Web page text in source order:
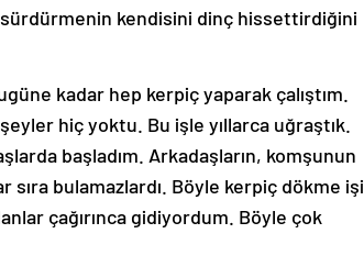
sürdürmenin kendisini dinç hissettirdiğini
kadar hep kerpiç yaparak çalıştım.
hiç yoktu. Bu işle yıllarca uğraştık.
başladım. Arkadaşların, komşunun
sıra bulamazlardı. Böyle kerpiç dökme işi
çağırınca gidiyordum. Böyle çok